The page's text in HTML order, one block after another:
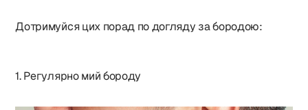
Дотримуйся цих порад по догляду за бородою:
1. Регулярно мий бороду